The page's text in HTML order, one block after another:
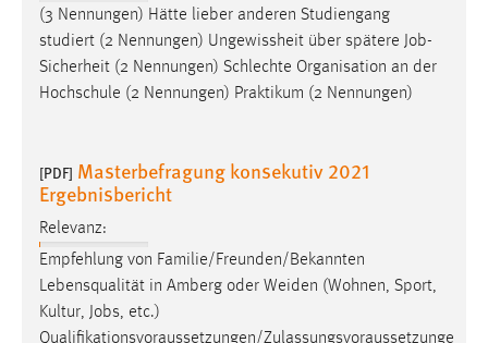
(3 Nennungen) Hätte lieber anderen Studiengang
studiert (2 Nennungen) Ungewissheit über spätere Job-
Sicherheit (2 Nennungen) Schlechte Organisation an der
Hochschule (2 Nennungen) Praktikum (2 Nennungen)
[PDF] Masterbefragung konsekutiv 2021
Ergebnisbericht
Relevanz:
Empfehlung von Familie/Freunden/Bekannten
Lebensqualität in Amberg oder Weiden (Wohnen, Sport,
Kultur, Jobs, etc.)
Qualifikationsvoraussetzungen/Zulassungsvoraussetzunge
STATISTIK
Statistik Cookies erfassen Informationen anonym.
Diese Informationen helfen uns zu verstehen, wie
unsere Besucher unsere Website nutzen.
Name:
Zweck:
Zugriffsstatistik
Cookie Laufzeit: